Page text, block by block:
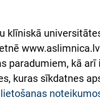
та
klīniskā
paradumiem, kā
kuras sīkdatnes